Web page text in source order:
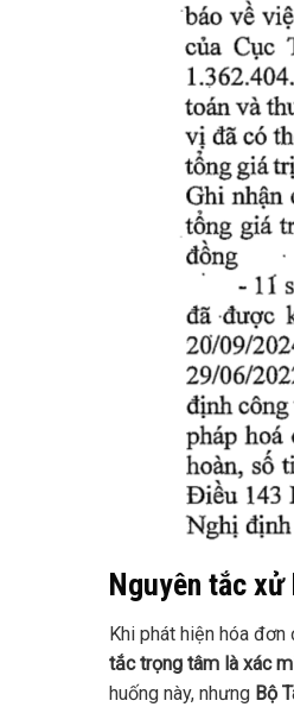
Nguyên tắc xử
Khi phát hiện hóa
tắc trọng tâm là xác
huống này, nhưng Bộ